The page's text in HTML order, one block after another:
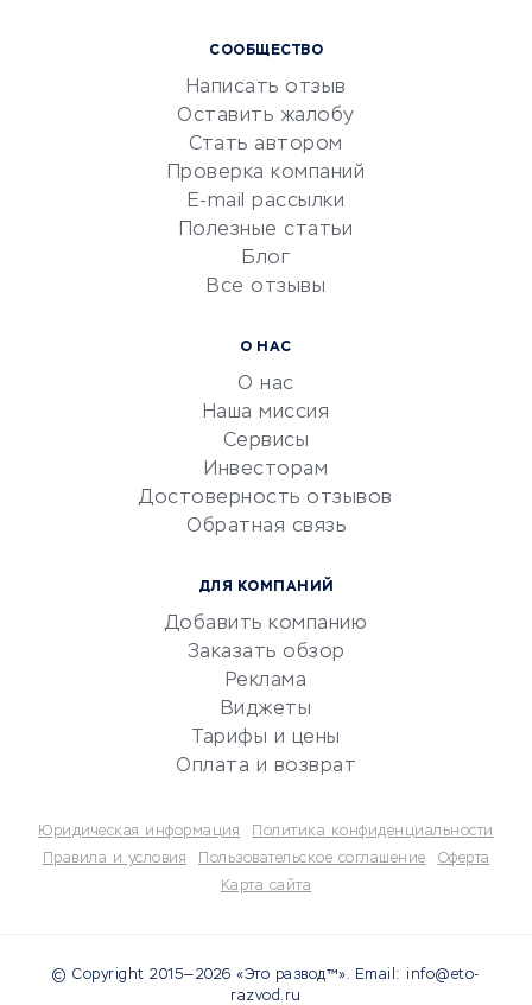
Маркетинг и продажи
Репетиторство
Красота и здоровье
Сервисы по поиску работы
Сетевой маркетинг
УСЛУГИ ДЛЯ БИЗНЕСА
документооборот
Юридические компании
Бухгалтерия онлайн
Потребительские кредиты
СООБЩЕСТВО
Написать отзыв
Оставить жалобу
Стать автором
Проверка компаний
E-mail рассылки
Полезные статьи
Блог
Все отзывы
О НАС
О нас
Наша миссия
Сервисы
Инвесторам
Достоверность отзывов
Обратная связь
ДЛЯ КОМПАНИЙ
Добавить компанию
Заказать обзор
Реклама
Виджеты
Тарифы и цены
Оплата и возврат
Юридическая информация
Политика конфиденциальности
Правила и условия
Пользовательское соглашение
Оферта
Карта сайта
© Copyright 2015—2026 «Это развод™». Email: info@eto-
razvod.ru